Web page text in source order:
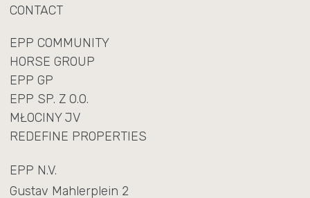
CONTACT
EPP COMMUNITY
HORSE GROUP
EPP GP
EPP SP. Z O.O.
MŁOCINY JV
REDEFINE PROPERTIES
EPP N.V.
Gustav Mahlerplein 2